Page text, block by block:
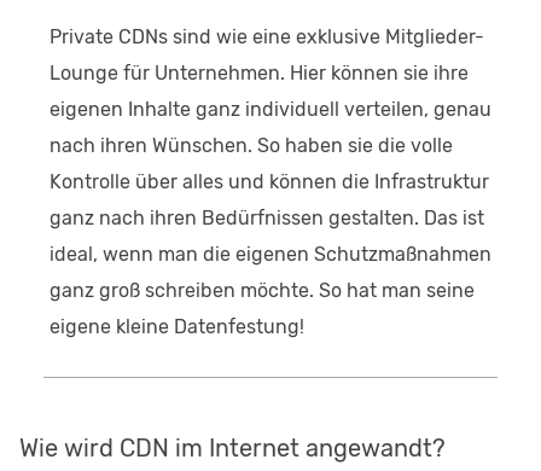
Private CDNs sind wie eine exklusive Mitglieder-
Lounge für Unternehmen. Hier können sie ihre
eigenen Inhalte ganz individuell verteilen, genau
nach ihren Wünschen. So haben sie die volle
Kontrolle über alles und können die Infrastruktur
ganz nach ihren Bedürfnissen gestalten. Das ist
ideal, wenn man die eigenen Schutzmaßnahmen
ganz groß schreiben möchte. So hat man seine
eigene kleine Datenfestung!
Wie wird CDN im Internet angewandt?